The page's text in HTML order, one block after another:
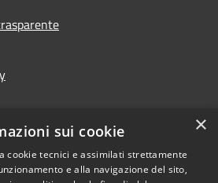
×
sui cookie
cookie tecnici e assimilati strettamente
e alla navigazione del sito,